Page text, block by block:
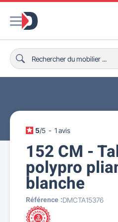
5/5 - 1 avis
152 CM -
polypro
blanche
Référence :DMCTA15376